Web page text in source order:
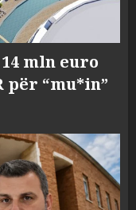
mln euro
për “mu*in”